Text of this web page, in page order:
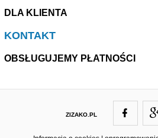
DLA KLIENTA
KONTAKT
ZIZAKO@ZIZAKO.PL
OBSŁUGUJEMY PŁATNOŚCI
ZIZAKO.PL